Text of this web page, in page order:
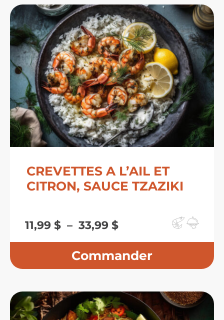
à
33,99 $
CREVETTES A L’AIL ET
CITRON, SAUCE TZAZIKI
11,99 $ – 33,99 $Plage
de
prix :
à
33,99 $